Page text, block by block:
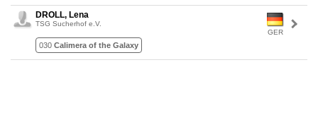
GER
DROLL, Lena
TSG Sucherhof e.V.
030 Calimera of the Galaxy